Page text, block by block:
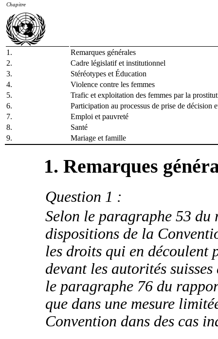
Chapitre
1.
Remarques générales
2.
Cadre législatif et institutionnel
3.
Stéréotypes et Éducation
4.
Violence contre les femmes
5.
Trafic et exploitation des femmes par la
6.
Participation au processus de prise de décision
7.
Emploi et pauvreté
8.
Santé
9.
Mariage et famille
1. Remarques
Question 1 :
Selon le paragraphe 53
dispositions de la
les droits qui en découlent
devant les autorités
le paragraphe 76 du
que dans une mesure
Convention dans des cas